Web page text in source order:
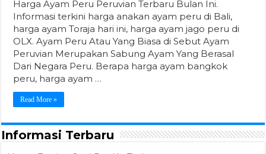
Harga Ayam Peru Peruvian Terbaru Bulan Ini.
Informasi terkini harga anakan ayam peru di Bali,
harga ayam Toraja hari ini, harga ayam jago peru di
OLX. Ayam Peru Atau Yang Biasa di Sebut Ayam
Peruvian Merupakan Sabung Ayam Yang Berasal
Dari Negara Peru. Berapa harga ayam bangkok
peru, harga ayam …
Read More »
Informasi Terbaru